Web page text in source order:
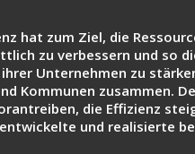
hat zum Ziel, die
zu verbessern und so
ihrer Unternehmen zu
Kommunen zusammen.
die Effizienz
und realisierte